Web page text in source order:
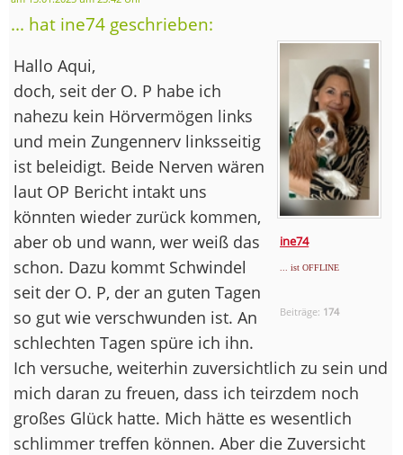
... hat ine74 geschrieben:
ine74
... ist OFFLINE
Beiträge: 174
Hallo Aqui,
doch, seit der O. P habe ich
nahezu kein Hörvermögen links
und mein Zungennerv linksseitig
ist beleidigt. Beide Nerven wären
laut OP Bericht intakt uns
könnten wieder zurück kommen,
aber ob und wann, wer weiß das
schon. Dazu kommt Schwindel
seit der O. P, der an guten Tagen
so gut wie verschwunden ist. An
schlechten Tagen spüre ich ihn.
Ich versuche, weiterhin zuversichtlich zu sein und
mich daran zu freuen, dass ich teirzdem noch
großes Glück hatte. Mich hätte es wesentlich
schlimmer treffen können. Aber die Zuversicht